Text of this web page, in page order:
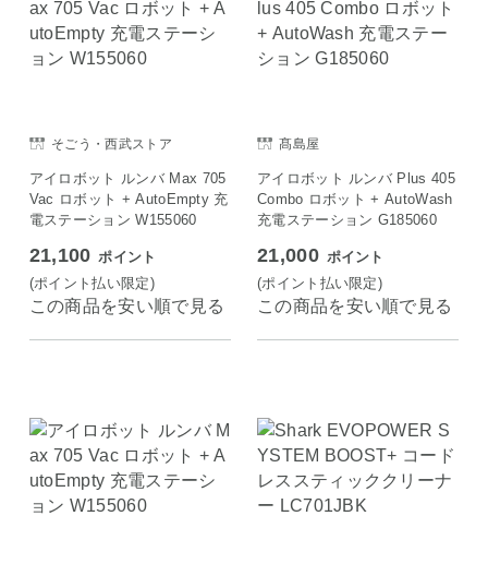
そごう・西武ストア
アイロボット ルンバ Max 705
Vac ロボット + AutoEmpty 充
電ステーション W155060
21,100 ポイント
(ポイント払い限定)
この商品を安い順で見る
髙島屋
アイロボット ルンバ Plus 405
Combo ロボット + AutoWash
充電ステーション G185060
21,000 ポイント
(ポイント払い限定)
この商品を安い順で見る